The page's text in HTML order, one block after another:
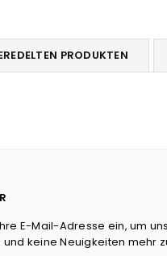
PRODUKTEN
E-Mail-Adresse ein, um
keine Neuigkeiten mehr